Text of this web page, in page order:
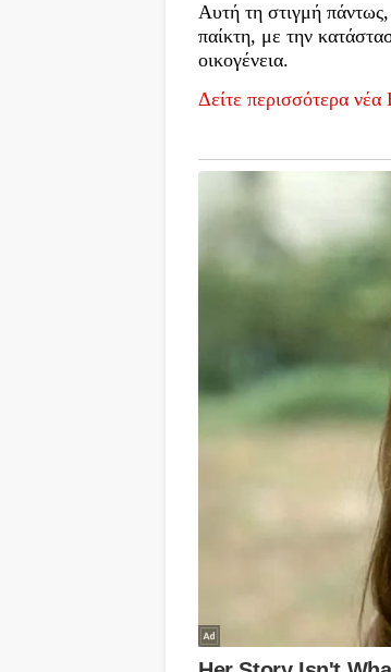
Αυτή τη στιγμή πάντως,
παίκτη, με την
οικογένεια.
Δείτε περισσότερα